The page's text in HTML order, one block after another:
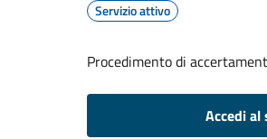
Servizio attivo
Procedimento di
Accedi al